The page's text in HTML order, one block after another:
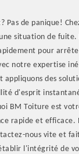
Pas de panique!
situation de
pour
notre expertise
appliquons des
d'esprit
BM Toiture est
rapide et
nous vite et
l'intégrité de